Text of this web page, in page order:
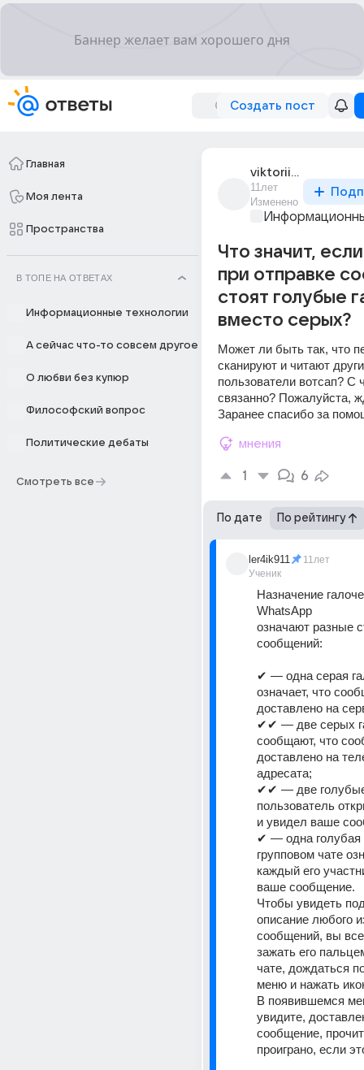
Создать пост
Главная
Моя лента
Пространства
В ТОПЕ НА ОТВЕТАХ
Информационные технологии
А сейчас что-то совсем другое
О любви без купюр
Философский вопрос
Политические дебаты
Смотреть все
viktoriia_37241
11лет
Изменено
Что значит,
при отправке
стоят голубые
вместо серых?
Может ли быть так, что
сканируют и читают
пользователи вотсап? С
связанно? Пожалуйста,
Заранее спасибо за
мнения
1 6
По дате По рейтингу
ler4ik911
Ученик
11лет
Назначение
WhatsApp
означают разные
сообщений:
✔ — одна серая
означает, что
доставлено на
✔✔ — две серых
сообщают, что
доставлено на
адресата;
✔✔ — две
пользователь
и увидел ваше
✔ — одна голубая
групповом чате
каждый его
ваше сообщение.
Чтобы увидеть
описание любого
сообщений, вы
зажать его
чате, дождаться
меню и нажать
В появившемся
увидите,
сообщение,